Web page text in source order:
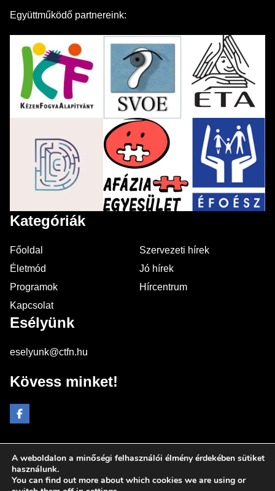
Együttműködő partnereink:
Kategóriák
Főoldal
Szervezeti hírek
Életmód
Jó hírek
Programok
Hírcentrum
Kapcsolat
Esélyünk
eselyunk@ctfn.hu
Kövess minket!
Copyright © 2024 eselyunk.hu. Minden jog fenntartva.
Általános Szerződési Feltételek
A weboldalon a minőségi felhasználói élmény érdekében sütiket
használunk.
You can find out more about which cookies we are using or